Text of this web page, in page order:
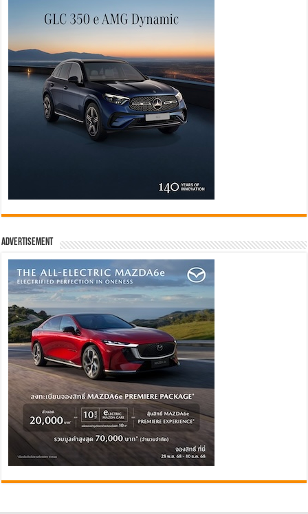
Advertisement